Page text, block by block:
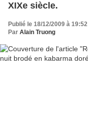
XIXe siècle.
Publié le 18/12/2009 à 19:52
Par Alain Truong